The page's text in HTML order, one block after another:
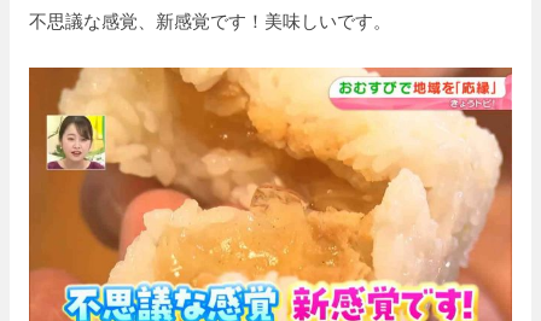
不思議な感覚、新感覚です！美味しいです。